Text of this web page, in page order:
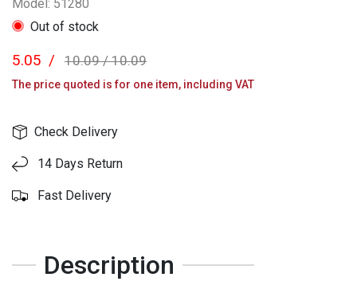
Model: 51280
Out of stock
10.09 /10.09
5.05 /
The price quoted is for one item, including VAT
Check Delivery
14 Days Return
Fast Delivery
Description